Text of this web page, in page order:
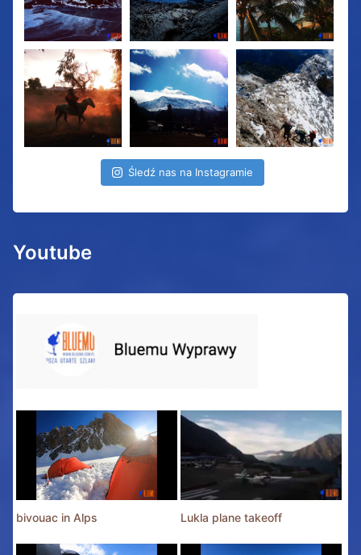
Śledź nas na Instagramie
Youtube
bivouac in Alps Lukla plane takeoff